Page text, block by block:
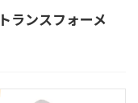
ランスフォーメ